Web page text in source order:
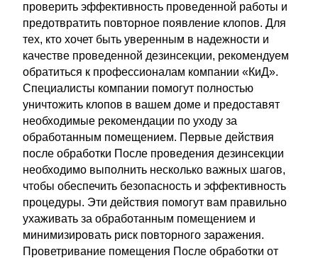
проверить эффективность проведенной работы и
предотвратить повторное появление клопов. Для
тех, кто хочет быть уверенным в надежности и
качестве проведенной дезинсекции, рекомендуем
обратиться к профессионалам компании «КиД».
Специалисты компании помогут полностью
уничтожить клопов в вашем доме и предоставят
необходимые рекомендации по уходу за
обработанным помещением. Первые действия
после обработки После проведения дезинсекции
необходимо выполнить несколько важных шагов,
чтобы обеспечить безопасность и эффективность
процедуры. Эти действия помогут вам правильно
ухаживать за обработанным помещением и
минимизировать риск повторного заражения.
Проветривание помещения После обработки от